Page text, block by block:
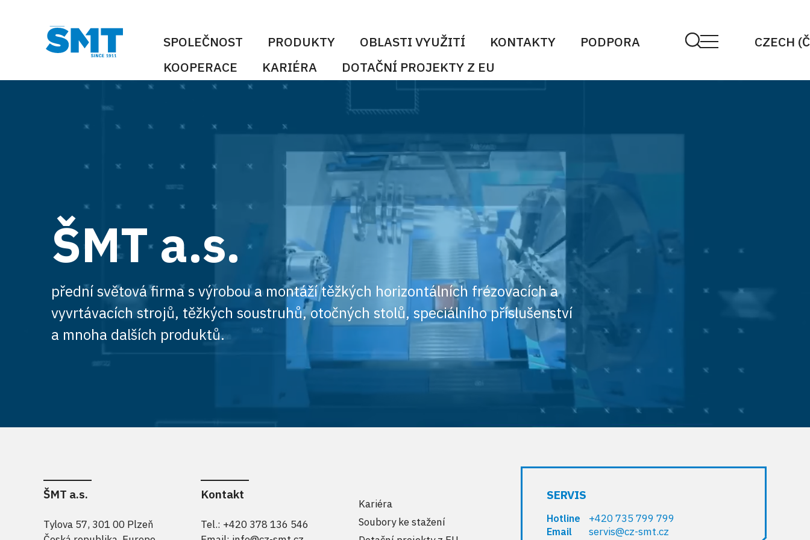
ŠMTa.s.
přední světová firma s výrobou a montáží těžkých horizontálních frézovacích a
vyvrtávacích strojů, těžkých soustruhů, otočných stolů, speciálního příslušenství
a mnoha dalších produktů.
SPOLEČNOST PRODUKTY OBLASTI VYUŽITÍ KONTAKTY
PODPORA
KOOPERACE
KARIÉRA DOTAČNÍ PROJEKTY Z EU
CZECH
ŠMT a.s.
Tylova 57, 301 00 Plzeň
Kontakt
Tel.: +420 378 136 546
Kariéra
Soubory ke stažení
SERVIS
Hotline +420 735 799 799
Email servis@cz-smt.cz